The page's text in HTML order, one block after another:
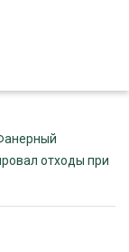
отходы при